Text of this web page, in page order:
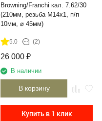
Browning/Franchi кал. 7.62/30
(210мм, резьба М14х1, п/п
10мм, ⌀ 45мм)
5.0 (2)
26 000 ₽
В наличии
В корзину
Купить в 1 клик